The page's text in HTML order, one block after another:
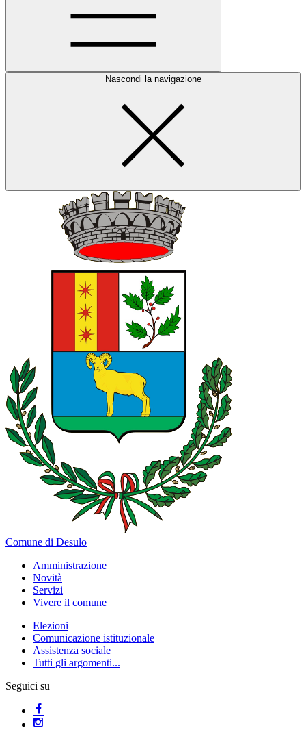
Nascondi la navigazione
Comune di Desulo
Amministrazione
Novità
Servizi
Vivere il comune
Elezioni
Comunicazione istituzionale
Assistenza sociale
Tutti gli argomenti...
Seguici su